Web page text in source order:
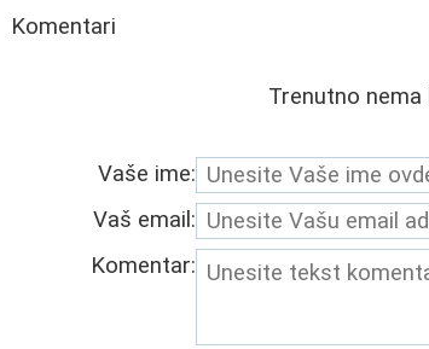
Komentari
Trenutno
Vaše ime:
Vaš email:
Komentar: